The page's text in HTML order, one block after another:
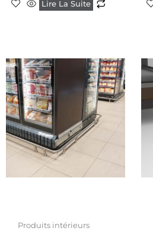
Lire La Suite
Produits intérieurs